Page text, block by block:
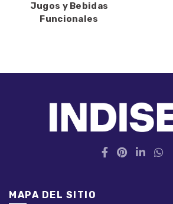
Jugos y Bebidas
Funcionales
MAPA DEL SITIO